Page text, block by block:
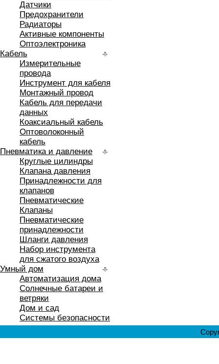
Датчики
Предохранители
Радиаторы
Активные компоненты
Оптоэлектроника
Кабель
Измерительные
провода
Инструмент для кабеля
Монтажный провод
Кабель для передачи
данных
Коаксиальный кабель
Оптоволоконный
кабель
Пневматика и давление
Круглые цилиндры
Клапана давления
Принадлежности для
клапанов
Пневматические
Клапаны
Пневматические
принадлежности
Шланги давления
Набор инструмента
для сжатого воздуха
Умный дом
Автоматизация дома
Солнечные батареи и
ветряки
Дом и сад
Системы безопасности